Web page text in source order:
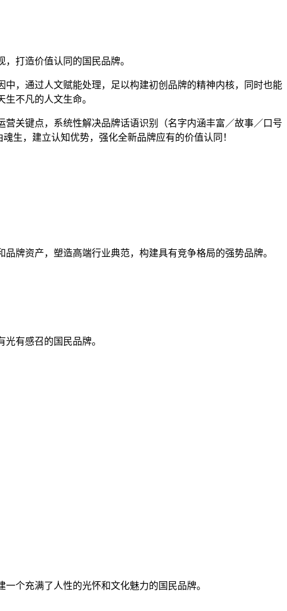
，打造价值认同的国民品牌。
，通过人文赋能处理，足以构建初创 品牌的精神内核，同时也能
不凡的人文生命。
关键点，系统性解决品牌话语识别（名字内涵丰富／故事／口号
生，建立认知优势，强化全新品牌应有的价值认同 ！
牌资产， 塑造高端行业典范， 构建具有竞争格局的强势品牌。
光有感召的 国民品牌。
一个充满了人性的光怀和文化魅力的国民品牌。